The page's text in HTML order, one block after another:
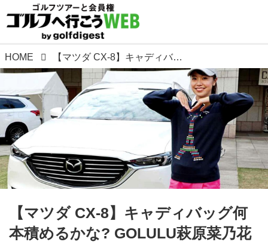
HOME 【マツダ CX-8】キャディバッグ何本積めるかな? GOLULU萩原菜乃花がSUV23台を一挙調査! 22台目
【マツダ CX-8】キャディバッグ何
本積めるかな? GOLULU萩原菜乃花